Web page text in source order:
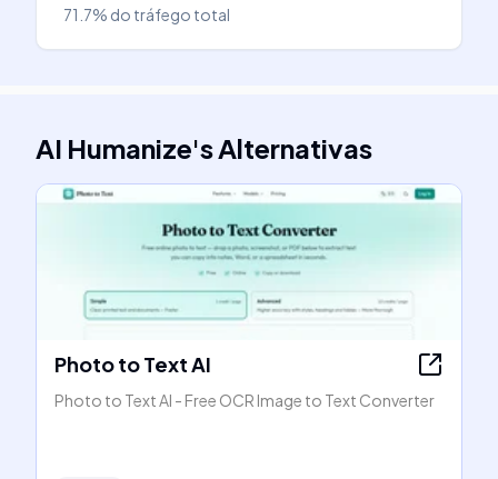
71.7% do tráfego total
AI Humanize'sAlternativas
Photo to Text AI
Photo to Text AI - Free OCR Image to Text Converter